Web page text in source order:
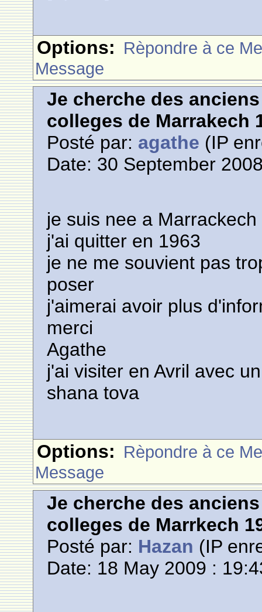
Options: Rèpondre à ce
Message
Je cherche des
colleges de Marrakech
Posté par: agathe (IP
Date: 30 September
je suis nee a Marrackech
j'ai quitter en 1963
je ne me souvient pas
poser
j'aimerai avoir plus
merci
Agathe
j'ai visiter en Avril avec
shana tova
Options: Rèpondre à ce
Message
Je cherche des
colleges de Marrkech
Posté par: Hazan (IP
Date: 18 May 2009 :